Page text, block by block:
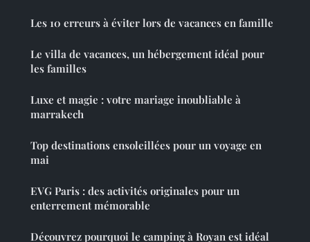
Les 10 erreurs à éviter lors de vacances en famille
Le villa de vacances, un hébergement idéal pour
les familles
Luxe et magie : votre mariage inoubliable à
marrakech
Top destinations ensoleillées pour un voyage en
mai
EVG Paris : des activités originales pour un
enterrement mémorable
Découvrez pourquoi le camping à Royan est idéal